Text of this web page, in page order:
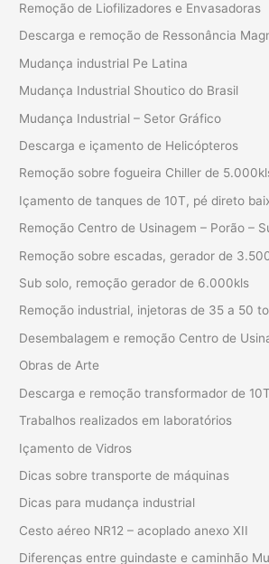
Remoção de Liofilizadores e Envasadoras
Descarga e remoção de Ressonância
Mudança industrial Pe Latina
Mudança Industrial Shoutico do Brasil
Mudança Industrial – Setor Gráfico
Descarga e içamento de Helicópteros
Remoção sobre fogueira Chiller de
Içamento de tanques de 10T, pé direto
Remoção Centro de Usinagem – Porão –
Remoção sobre escadas, gerador de
Sub solo, remoção gerador de 6.000kls
Remoção industrial, injetoras de 35 a 50
Desembalagem e remoção Centro de
Obras de Arte
Descarga e remoção transformador de 10T
Trabalhos realizados em laboratórios
Içamento de Vidros
Dicas sobre transporte de máquinas
Dicas para mudança industrial
Cesto aéreo NR12 – acoplado anexo XII
Diferenças entre guindaste e caminhão